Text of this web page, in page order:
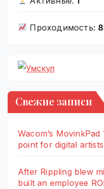
Проходимость:
Свежие записи
Wacom’s
point for digital
After Rippling blew
built an employee